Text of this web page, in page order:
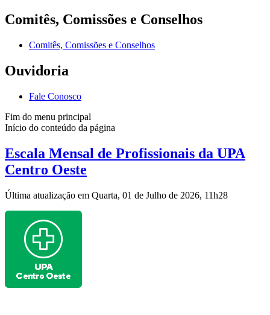
Comitês, Comissões e Conselhos
Comitês, Comissões e Conselhos
Ouvidoria
Fale Conosco
Fim do menu principal
Início do conteúdo da página
Escala Mensal de Profissionais da UPA
Centro Oeste
Última atualização em Quarta, 01 de Julho de 2026, 11h28